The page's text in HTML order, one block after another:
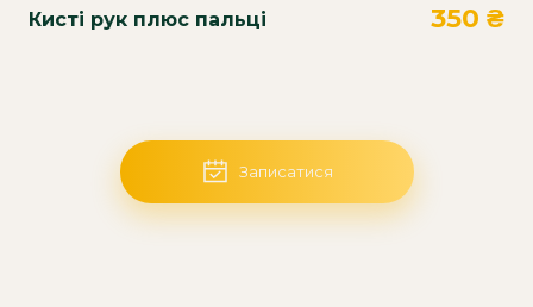
Кисті рук плюс пальці 350 ₴
Записатися